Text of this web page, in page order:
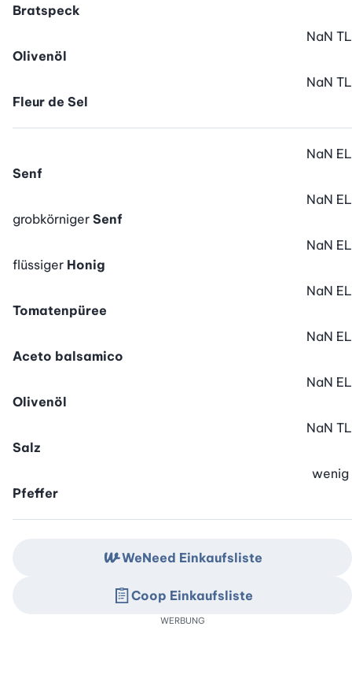
Bratspeck
Olivenöl
NaN TL
Fleur de Sel
NaN TL
Senf
NaN EL
grobkörniger Senf
NaN EL
flüssiger Honig
NaN EL
Tomatenpüree
NaN EL
Aceto balsamico
NaN EL
Olivenöl
NaN EL
Salz
NaN TL
Pfeffer
wenig
WeNeed Einkaufsliste
Coop Einkaufsliste
WERBUNG